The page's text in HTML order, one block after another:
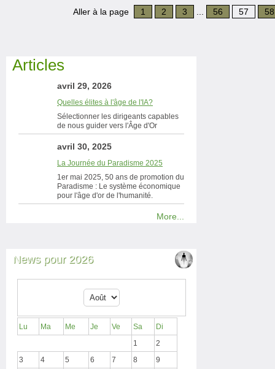
Aller à la page 1 2 3 56 57 58
Articles
avril 29, 2026
Quelles élites à l'âge de l'IA?
Sélectionner les dirigeants capables
de nous guider vers l'Âge d'Or
avril 30, 2025
La Journée du Paradisme 2025
1er mai 2025, 50 ans de promotion du
Paradisme : Le système économique
pour l'âge d'or de l'humanité.
More...
News pour 2026
Lu Ma Me Je Ve Sa
Di
1
2
3
4 5 6 7 8
9